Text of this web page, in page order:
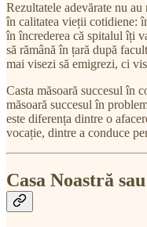
Rezultatele adevărate nu
în calitatea vieții cotidiene:
în încrederea că spitalul îți
să rămână în țară după
mai visezi să emigrezi, ci
Casta măsoară succesul în
măsoară succesul în
este diferența dintre o
vocație, dintre a conduce
Casa Noastră